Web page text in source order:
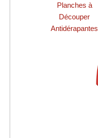
Planches à
Découper
Antidérapantes